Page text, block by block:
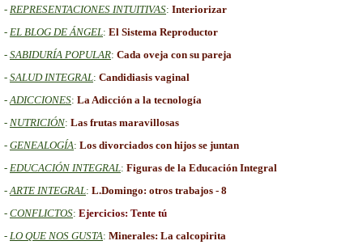
- REPRESENTACIONES INTUITIVAS: Interiorizar
- EL BLOG DE ÁNGEL: El Sistema Reproductor
- SABIDURÍA POPULAR: Cada oveja con su pareja
- SALUD INTEGRAL: Candidiasis vaginal
- ADICCIONES: La Adicción a la tecnología
- NUTRICIÓN: Las frutas maravillosas
- GENEALOGÍA: Los divorciados con hijos se juntan
- EDUCACIÓN INTEGRAL: Figuras de la Educación Integral
- ARTE INTEGRAL: L.Domingo: otros trabajos - 8
- CONFLICTOS: Ejercicios: Tente tú
- LO QUE NOS GUSTA: Minerales: La calcopirita